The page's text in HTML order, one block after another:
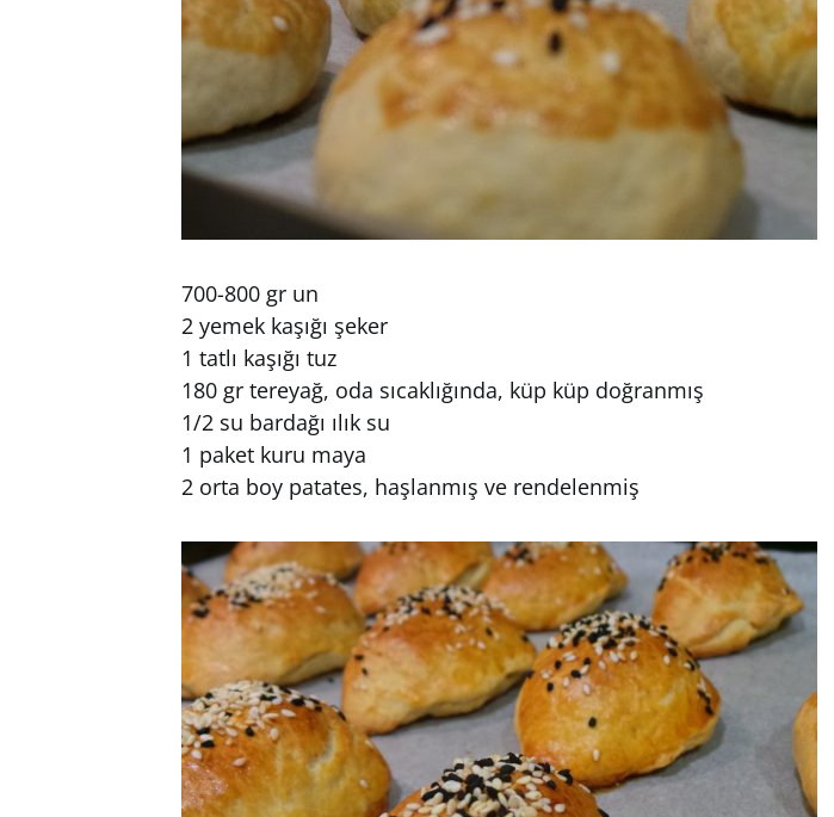
700-800 gr un
2 yemek kaşığı şeker
1 tatlı kaşığı tuz
180 gr tereyağ, oda sıcaklığında, küp küp doğranmış
1/2 su bardağı ılık su
1 paket kuru maya
2 orta boy patates, haşlanmış ve rendelenmiş